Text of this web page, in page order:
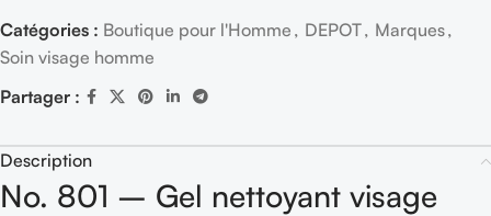
Catégories : Boutique pour l'Homme , DEPOT, Marques,
Soin visage homme
Partager :
Description
No. 801 – Gel nettoyant visage